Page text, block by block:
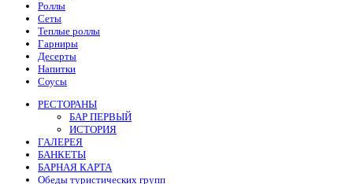
Роллы
Сеты
Теплые роллы
Гарниры
Десерты
Напитки
Соусы
РЕСТОРАНЫ
БАР ПЕРВЫЙ
ИСТОРИЯ
ГАЛЕРЕЯ
БАНКЕТЫ
БАРНАЯ КАРТА
Обеды туристических групп